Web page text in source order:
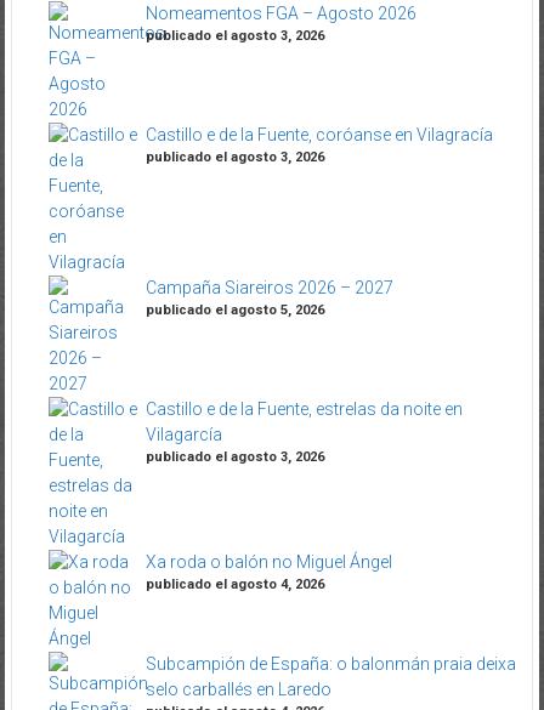
Nomeamentos FGA – Agosto 2026
publicado el agosto 3, 2026
Castillo e de la Fuente, coróanse en Vilagracía
publicado el agosto 3, 2026
Campaña Siareiros 2026 – 2027
publicado el agosto 5, 2026
Castillo e de la Fuente, estrelas da noite en
Vilagarcía
publicado el agosto 3, 2026
Xa roda o balón no Miguel Ángel
publicado el agosto 4, 2026
Subcampión de España: o balonmán praia deixa
selo carballés en Laredo